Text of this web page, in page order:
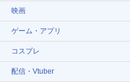
映画
ゲーム・アプリ
コスプレ
配信・Vtuber